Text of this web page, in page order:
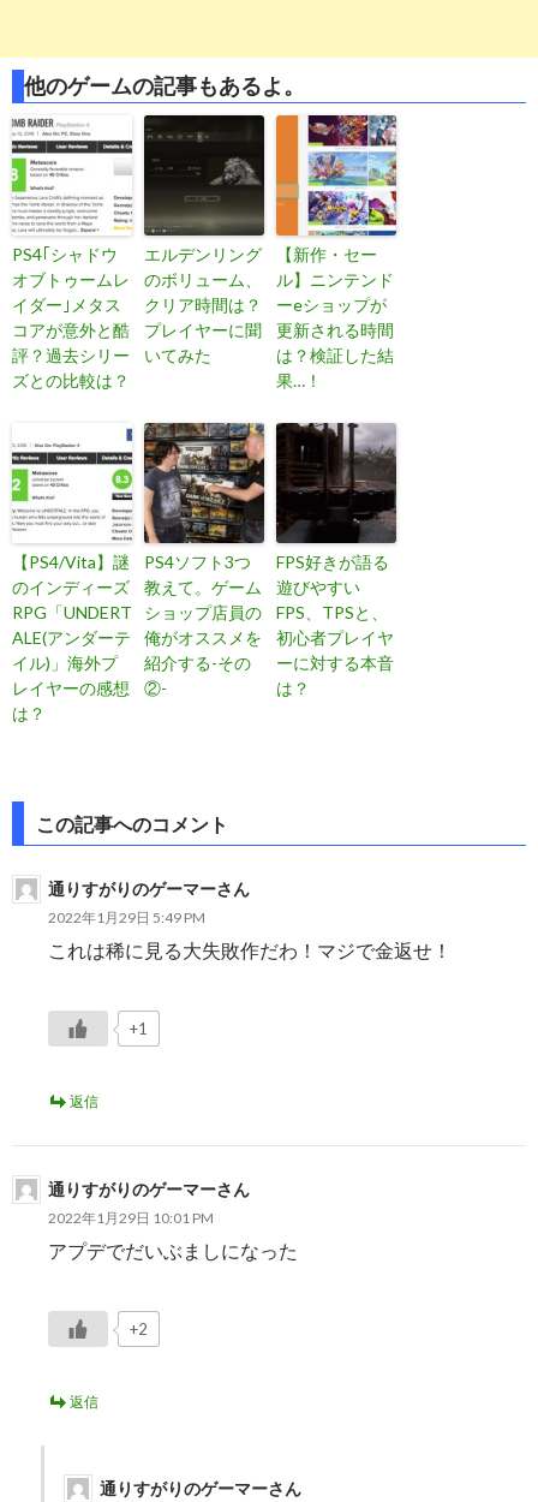
他のゲームの記事もあるよ。
PS4｢シャドウ
オブトゥームレ
イダー｣メタス
コアが意外と酷
評？過去シリー
ズとの比較は？
エルデンリング
のボリューム、
クリア時間は？
プレイヤーに聞
いてみた
【新作・セー
ル】ニンテンド
ーeショップが
更新される時間
は？検証した結
果…！
【PS4/Vita】謎
のインディーズ
RPG「UNDERT
ALE(アンダーテ
イル)」海外プ
レイヤーの感想
は？
PS4ソフト3つ
教えて。ゲーム
ショップ店員の
俺がオススメを
紹介する-その
②-
FPS好きが語る
遊びやすい
FPS、TPSと、
初心者プレイヤ
ーに対する本音
は？
投
ナ
ン
この記事へのコメント
通りすがりのゲーマーさん
2022年1月29日 5:49 PM
これは稀に見る大失敗作だわ！マジで金返せ！
+1
返信
通りすがりのゲーマーさん
2022年1月29日 10:01 PM
アプデでだいぶましになった
+2
返信
通りすがりのゲーマーさん